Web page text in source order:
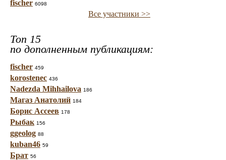
fischer 6098
Все участники >>
Топ 15
по дополненным публикациям:
fischer 459
korostenec 436
Nadezda Mihhailova 186
Магаз Анатолий 184
Борис Ассеев 178
Рыбак 156
ggeolog 88
kuban46 59
Брат 56